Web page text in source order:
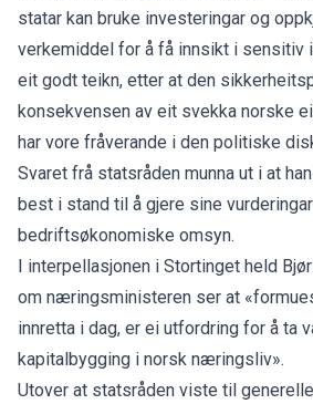
statar kan bruke investeringar og
verkemiddel for å få innsikt i sensitiv
eit godt teikn, etter at den
konsekvensen av eit svekka norske
har vore fråverande i den politiske
Svaret frå statsråden munna ut i at
best i stand til å gjere sine
bedriftsøkonomiske omsyn.
I interpellasjonen i Stortinget held
om næringsministeren ser at
innretta i dag, er ei utfordring for å ta
kapitalbygging i norsk næringsliv».
Utover at statsråden viste til